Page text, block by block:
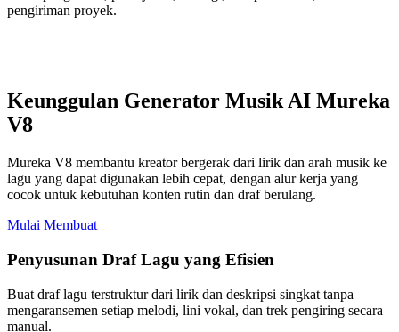
pengiriman proyek.
Keunggulan Generator Musik AI Mureka
V8
Mureka V8 membantu kreator bergerak dari lirik dan arah musik ke
lagu yang dapat digunakan lebih cepat, dengan alur kerja yang
cocok untuk kebutuhan konten rutin dan draf berulang.
Mulai Membuat
Penyusunan Draf Lagu yang Efisien
Buat draf lagu terstruktur dari lirik dan deskripsi singkat tanpa
mengaransemen setiap melodi, lini vokal, dan trek pengiring secara
manual.